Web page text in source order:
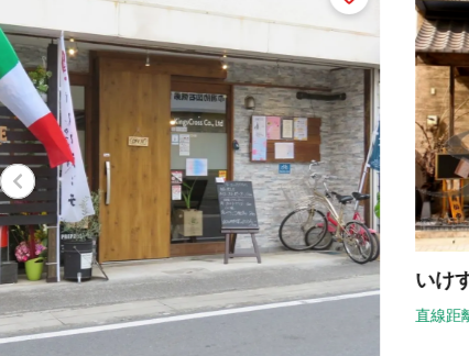
いけす料理 寿々家
直線距離 : 0.4km